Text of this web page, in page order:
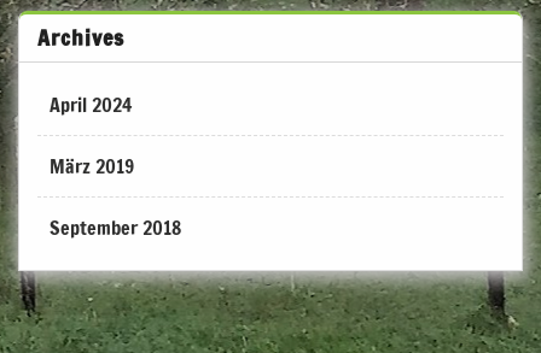
Archives
April 2024
März 2019
September 2018